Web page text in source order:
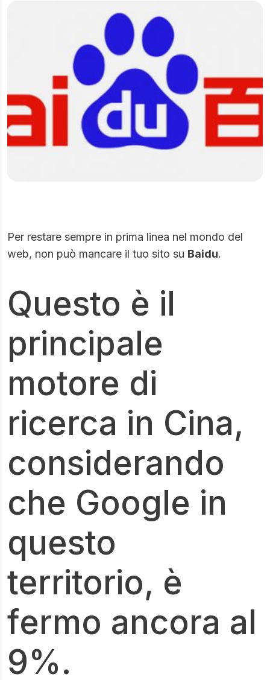
Per restare sempre in prima linea nel mondo del
web, non può mancare il tuo sito su Baidu.
Questo è il
principale
motore di
ricerca in Cina,
considerando
che Google in
questo
territorio, è
fermo ancora al
9%.